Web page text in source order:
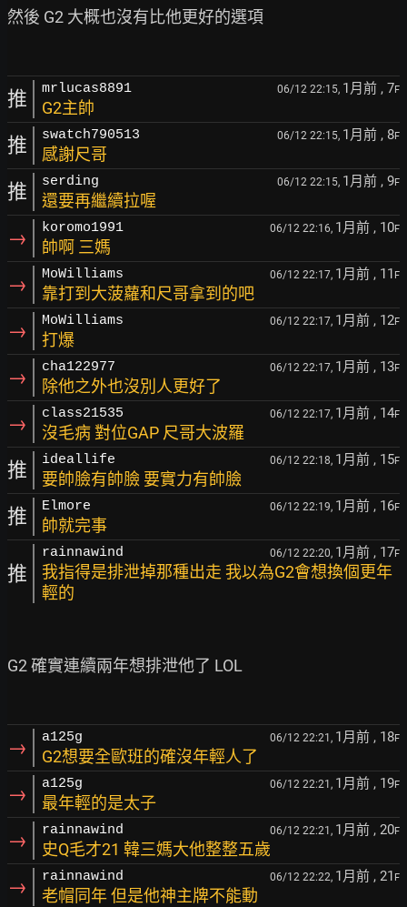
然後 G2 大概也沒有比他更好的選項
推 mrlucas8891 06/12 22:15, 1月前 , 7F
G2主帥
推 swatch790513 06/12 22:15, 1月前 , 8F
感謝尺哥
推 serding 06/12 22:15, 1月前 , 9F
還要再繼續拉喔
→ koromo1991 06/12 22:16, 1月前 , 10F
帥啊 三媽
→ MoWilliams 06/12 22:17, 1月前 , 11 F
靠打到大菠蘿和尺哥拿到的吧
→ MoWilliams 06/12 22:17, 1月前 , 12F
打爆
→ cha122977 06/12 22:17, 1月前 , 13F
除他之外也沒別人更好了
→ class21535 06/12 22:17, 1月前 , 14F
沒毛病 對位GAP 尺哥大波羅
推 ideallife 06/12 22:18, 1月前 , 15F
要帥臉有帥臉 要實力有帥臉
推 Elmore 06/12 22:19, 1月前 , 16F
帥就完事
推
rainnawind 06/12 22:20, 1月前 , 17F
我指得是排泄掉那種出走 我以為G2會想換個更年
輕的
G2 確實連續兩年想排泄他了 LOL
→ a125g 06/12 22:21, 1月前 , 18F
G2想要全歐班的確沒年輕人了
→ a125g 06/12 22:21, 1月前 , 19F
最年輕的是太子
→ rainnawind 06/12 22:21, 1月前 , 20F
史Q毛才21 韓三媽大他整整五歲
→ rainnawind 06/12 22:22, 1月前 , 21 F
老帽同年 但是他神主牌不能動